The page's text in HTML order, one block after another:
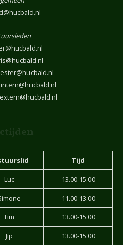
Tijd
Luc 13.00-15.00
11.00-13.00
Tim 13.00-15.00
Jip 13.00-15.00